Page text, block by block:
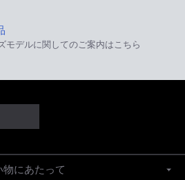
モデルに関してのご案内はこちら
にあたって